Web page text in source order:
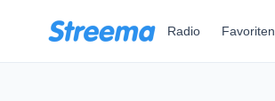
Radio Favoriten